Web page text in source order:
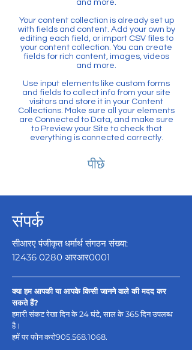
and more.
Your content collection is already set up
with fields and content. Add your own by
editing each field, or import CSV files to
your content collection. You can create
fields for rich content, images, videos
and more.
Use input elements like custom forms
and fields to collect info from your site
visitors and store it in your Content
Collections. Make sure all your elements
are Connected to Data, and make sure
to Preview your Site to check that
everything is connected correctly.
पीछे
संपर्क
सीआरए पंजीकृत धर्मार्थ संगठन संख्या:
12436 0280 आरआर0001
क्या हम आपकी या आपके किसी जानने वाले की मदद कर
सकते हैं?
हमारी संकट रेखा दिन के 24 घंटे, साल के 365 दिन उपलब्ध
है।
हमें पर फोन करो905.568.1068.